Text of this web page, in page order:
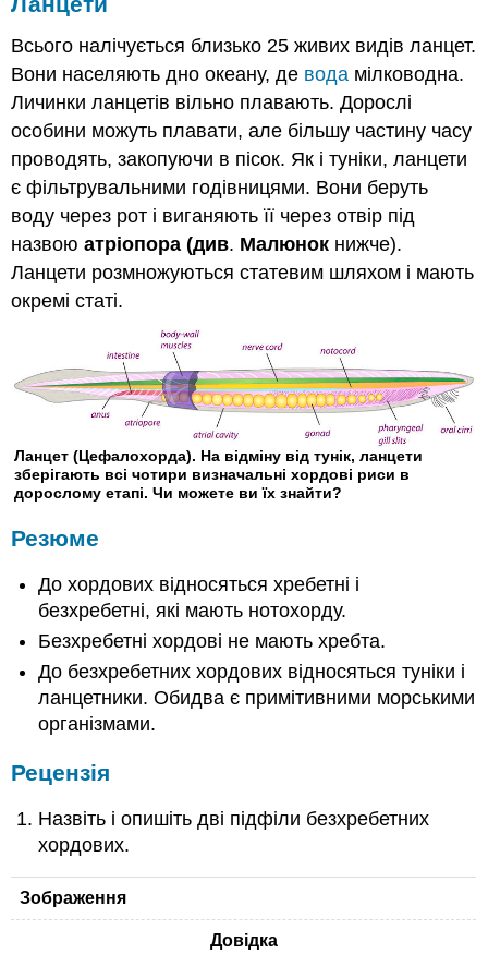
Всього налічується близько 25 живих видів ланцет.
Вони населяють дно океану, де вода мілководна.
Личинки ланцетів вільно плавають. Дорослі
особини можуть плавати, але більшу частину часу
проводять, закопуючи в пісок. Як і туніки, ланцети
є фільтрувальними годівницями. Вони беруть
воду через рот і виганяють її через отвір під
назвоюатріопора (див. Малюнок нижче).
Ланцети розмножуються статевим шляхом і мають
окремі статі.
Ланцет (Цефалохорда). На відміну від тунік, ланцети
зберігають всі чотири визначальні хордові риси в
дорослому етапі. Чи можете ви їх знайти?
Резюме
До хордових відносяться хребетні і
безхребетні, які мають нотохорду.
Безхребетні хордові не мають хребта.
До безхребетних хордових відносяться туніки і
ланцетники. Обидва є примітивними морськими
організмами.
Рецензія
Назвіть і опишіть дві підфіли безхребетних
хордових.
Зображення
Довідка